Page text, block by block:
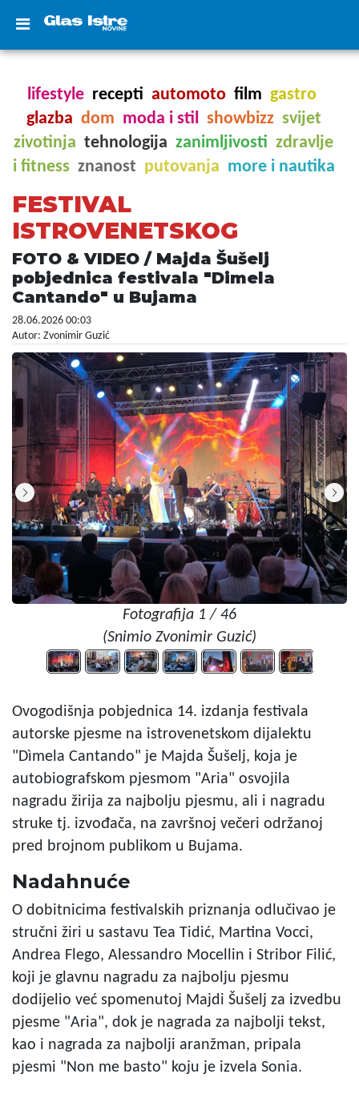
lifestyle recepti automoto film gastro
glazba dom moda i stil showbizz svijet
zivotinja tehnologija zanimljivosti zdravlje
i fitness znanost putovanja more i nautika
FESTIVAL
ISTROVENETSKOG
FOTO & VIDEO / Majda Šušelj
pobjednica festivala "Dimela
Cantando" u Bujama
28.06.2026 00:03
Autor: Zvonimir Guzić
Fotografija 1 / 46
(Snimio Zvonimir Guzić)
Ovogodišnja pobjednica 14. izdanja festivala
autorske pjesme na istrovenetskom dijalektu
"Dìmela Cantando" je Majda Šušelj, koja je
autobiografskom pjesmom "Aria" osvojila
nagradu žirija za najbolju pjesmu, ali i nagradu
struke tj. izvođača, na završnoj večeri održanoj
pred brojnom publikom u Bujama.
Nadahnuće
O dobitnicima festivalskih priznanja odlučivao je
stručni žiri u sastavu Tea Tidić, Martina Vocci,
Andrea Flego, Alessandro Mocellin i Stribor Filić,
koji je glavnu nagradu za najbolju pjesmu
dodijelio već spomenutoj Majdi Šušelj za izvedbu
pjesme "Aria", dok je nagrada za najbolji tekst,
kao i nagrada za najbolji aranžman, pripala
pjesmi "Non me basto" koju je izvela Sonia.